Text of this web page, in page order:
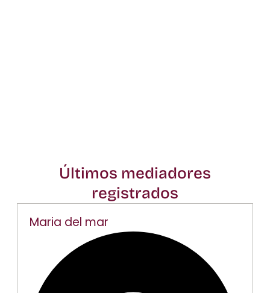
Últimos mediadores
registrados
Maria del mar